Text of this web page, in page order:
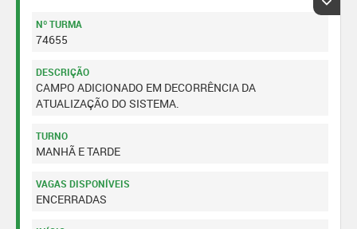
Nº TURMA
74655
DESCRIÇÃO
CAMPO ADICIONADO EM DECORRÊNCIA DA
ATUALIZAÇÃO DO SISTEMA.
TURNO
MANHÃ E TARDE
VAGAS DISPONÍVEIS
ENCERRADAS